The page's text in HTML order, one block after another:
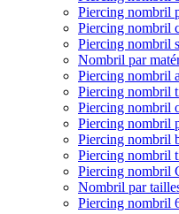
Piercing nombril
Piercing nombril
Piercing nombril
Nombril par
Piercing nombril
Piercing nombril
Piercing nombril
Piercing nombril
Piercing nombril
Piercing nombril
Piercing nombril
Nombril par
Piercing nombril